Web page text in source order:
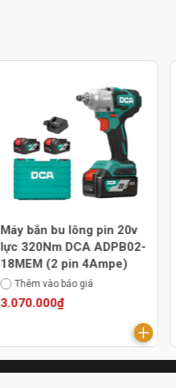
Máy bắn bu lông pin 20v
đầu 3/4 1000Nm DCA
ADPB998DM
Thêm vào báo giá
6.760.000₫